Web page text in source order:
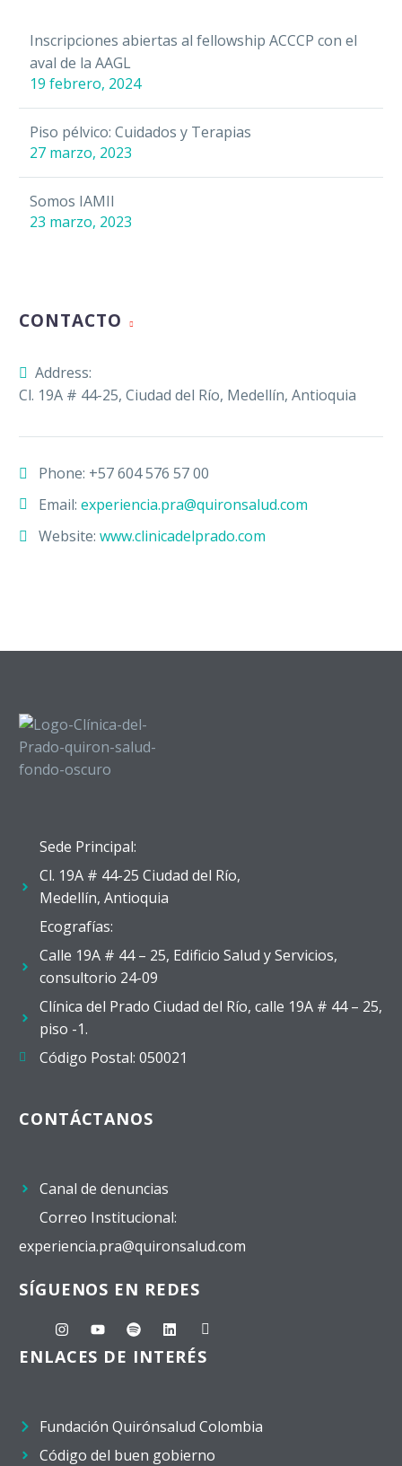
Inscripciones abiertas al fellowship ACCCP con el
aval de la AAGL
19 febrero, 2024
Piso pélvico: Cuidados y Terapias
27 marzo, 2023
Somos IAMII
23 marzo, 2023
CONTACTO
Address:
Cl. 19A # 44-25, Ciudad del Río, Medellín, Antioquia
Phone: +57 604 576 57 00
Email: experiencia.pra@quironsalud.com
Website: www.clinicadelprado.com
Sede Principal:
Cl. 19A # 44-25 Ciudad del Río,
Medellín, Antioquia
Ecografías:
Calle 19A # 44 – 25, Edificio Salud y Servicios,
consultorio 24-09
Clínica del Prado Ciudad del Río, calle 19A # 44 – 25,
piso -1.
Código Postal: 050021
CONTÁCTANOS
Canal de denuncias
Correo Institucional:
experiencia.pra@quironsalud.com
SÍGUENOS EN REDES
ENLACES DE INTERÉS
Fundación Quirónsalud Colombia
Código del buen gobierno